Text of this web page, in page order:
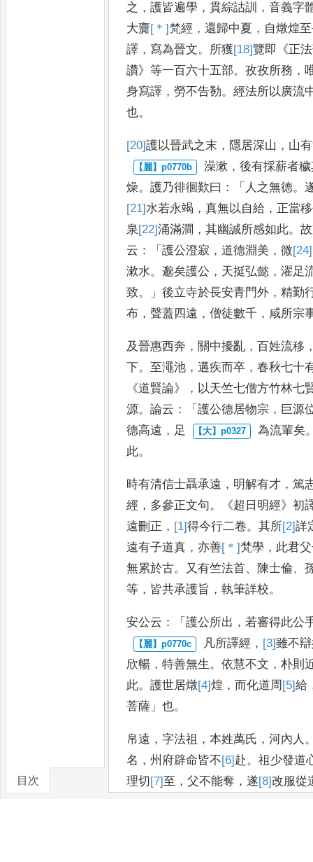
目次
之 ，護皆遍學 ，貫綜詁訓 ，音義字
大齎[＊]梵經 ，還歸中夏 ， 自燉煌
譯 ， 寫為晉文。 所獲[18] 覽即 《 正
讚》等一百六十五部。孜孜所務 ，
身寫譯 ，勞不告勌。經法所以廣流
也。
[20]護以晉武之末 ， 隱居深山 ， 山
澡漱 ，後有採薪者
燥。護乃徘徊歎曰 ：「 人之無德。
[21]水若永竭 ，真無以自給 ， 正當
泉 [22]涌滿澗 ，其幽誠所感如此。
云 ：「護公澄寂 ，道德淵美 ，微[24]
漱水。邈矣護公 ， 天挺弘懿 ，濯足
致。」後立寺於長安青門外 ，精勤
布 ，聲蓋四遠 ，僧徒數千 ， 咸所宗
及晉惠西奔 ， 關中擾亂 ， 百姓流移
下。 至澠池 ，遘疾而卒 ，春秋七十
《道賢論》， 以天竺七僧方竹林七
源。論云 ：「護公德居物宗 ， 巨源
德高遠 ， 足 為流輩矣
此。
時有清信士聶承遠 ， 明解有才 ，篤
經 ， 多參正文句。《超日明經》初
遠刪正 ， [1]得今行二卷。其所[2]詳
遠有子道真 ，亦善[＊]梵學 ， 此君
無累於古。 又有竺法首、 陳士倫、
等 ， 皆共承護旨 ，執筆詳校。
安公云 ：「護公所出 ，若審得此公
凡所譯經 ， [3]雖不
欣暢 ，特善無生。依慧不文 ，朴則
此。護世居燉[4]煌 ， 而化道周 [5]給
菩薩 」也。
帛遠 ，字法祖 ，本姓萬氏 ，河內人
名 ，州府辟命皆不[6] 赴。祖少發道
理切 [7] 至 ，父不能奪 ，遂[8]改服從